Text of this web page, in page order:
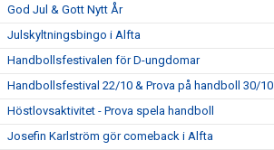
God Jul & Gott Nytt År
Julskyltningsbingo i Alfta
Handbollsfestivalen för D-ungdomar
Handbollsfestival 22/10 & Prova på handboll 30/10
Höstlovsaktivitet - Prova spela handboll
Josefin Karlström gör comeback i Alfta